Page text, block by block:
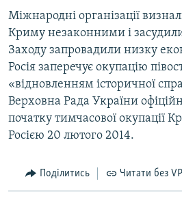
Міжнародні організації
Криму незаконними і засудили
Заходу запровадили низку
Росія заперечує окупацію
«відновленням історичної
Верховна Рада України
початку тимчасової окупації
Росією 20 лютого 2014.
Поділитись Читати без